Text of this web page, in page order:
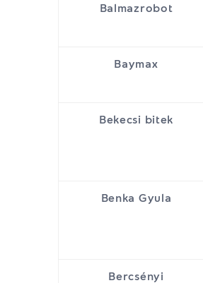
Balmazrobot
Baymax
Bekecsi bitek
Benka Gyula
Bercsényi